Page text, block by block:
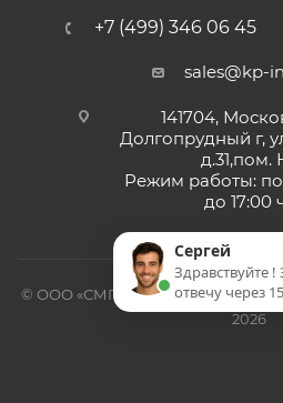
+7 (499) 346 06 45
sales@kp-
141704,
Долгопрудный г,
д.31,пом.
Режим работы:
до 17:00
© ООО «СМП-Проект», поставка
2026
Сергей
Здравствуйте !
отвечу через